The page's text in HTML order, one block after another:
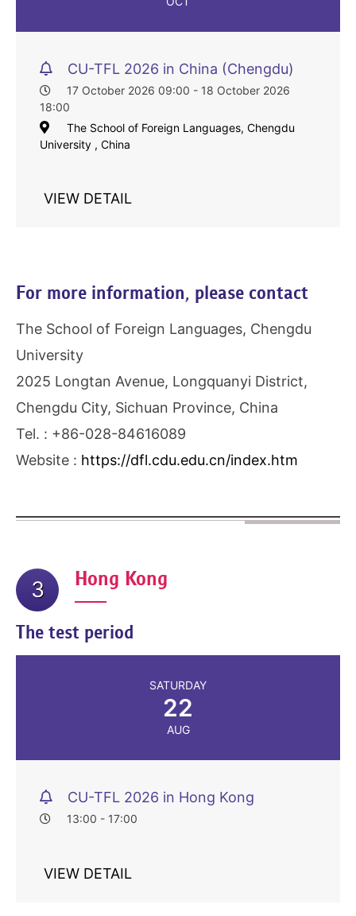
CU-TFL 2026 in China (Chengdu)
17 October 2026 09:00 - 18 October 2026
18:00
The School of Foreign Languages, Chengdu
University , China
VIEW DETAIL
For more information, please contact
The School of Foreign Languages, Chengdu
University
2025 Longtan Avenue, Longquanyi District,
Chengdu City, Sichuan Province, China
Tel. : +86-028-84616089
Website : https://dfl.cdu.edu.cn/index.htm
3 Hong Kong
The test period
SATURDAY
22
AUG
CU-TFL 2026 in Hong Kong
13:00 - 17:00
VIEW DETAIL